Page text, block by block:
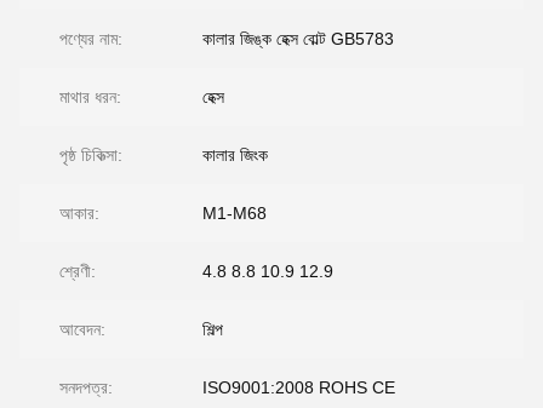
পণ্যের নাম: কালার জিঙ্ক হেক্স বোল্ট GB5783
মাথার ধরন: হেক্স
পৃষ্ঠ চিকিত্সা: কালার জিংক
আকার: M1-M68
শ্রেণী: 4.8 8.8 10.9 12.9
আবেদন: শিল্প
সনদপত্র: ISO9001:2008 ROHS CE